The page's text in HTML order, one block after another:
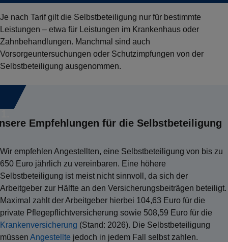
Je nach Tarif gilt die Selbstbeteiligung nur für bestimmte
Leistungen – etwa für Leistungen im Krankenhaus oder
Zahnbehandlungen. Manchmal sind auch
Vorsorgeuntersuchungen oder Schutzimpfungen von der
Selbstbeteiligung ausgenommen.
Empfehlungen für die Selbstbeteiligung
Wir empfehlen Angestellten, eine Selbstbeteiligung von bis zu
650 Euro jährlich zu vereinbaren. Eine höhere
Selbstbeteiligung ist meist nicht sinnvoll, da sich der
Arbeitgeber zur Hälfte an den Versicherungsbeiträgen beteiligt.
Maximal zahlt der Arbeitgeber hierbei 104,63 Euro für die
private Pflegepflichtversicherung sowie 508,59 Euro für die
Krankenversicherung (Stand: 2026). Die Selbstbeteiligung
müssen Angestellte jedoch in jedem Fall selbst zahlen.